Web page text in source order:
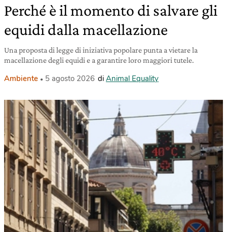
Perché è il momento di salvare gli
equidi dalla macellazione
Una proposta di legge di iniziativa popolare punta a vietare la
macellazione degli equidi e a garantire loro maggiori tutele.
Ambiente 5 agosto 2026 di Animal Equality